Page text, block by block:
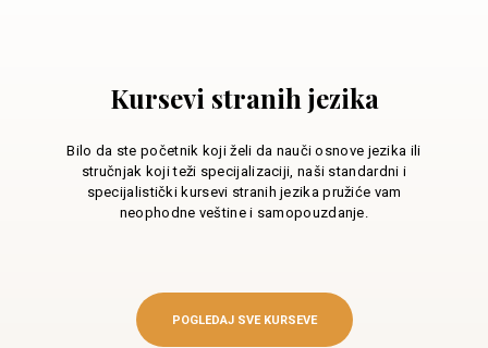
Kursevi stranih jezika
Bilo da ste početnik koji želi da nauči osnove jezika ili
stručnjak koji teži specijalizaciji, naši standardni i
specijalistički kursevi stranih jezika pružiće vam
neophodne veštine i samopouzdanje.
POGLEDAJ SVE KURSEVE